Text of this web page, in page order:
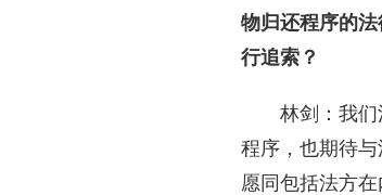
物归还程序的
行追索？
林剑：我
程序，也期待
愿同包括法方